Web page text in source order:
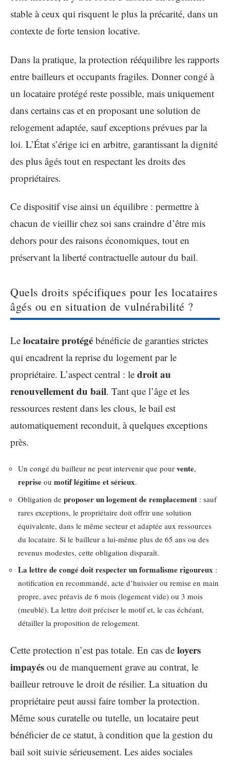
stable à ceux qui risquent le plus la précarité, dans un
contexte de forte tension locative.
Dans la pratique, la protection rééquilibre les rapports
entre bailleurs et occupants fragiles. Donner congé à
un locataire protégé reste possible, mais uniquement
dans certains cas et en proposant une solution de
relogement adaptée, sauf exceptions prévues par la
loi. L’État s’érige ici en arbitre, garantissant la dignité
des plus âgés tout en respectant les droits des
propriétaires.
Ce dispositif vise ainsi un équilibre : permettre à
chacun de vieillir chez soi sans craindre d’être mis
dehors pour des raisons économiques, tout en
préservant la liberté contractuelle autour du bail.
Quels droits spécifiques pour les locataires
âgés ou en situation de vulnérabilité ?
Le locataire protégé bénéficie de garanties strictes
qui encadrent la reprise du logement par le
propriétaire. L’aspect central : le droit au
renouvellement du bail. Tant que l’âge et les
ressources restent dans les clous, le bail est
automatiquement reconduit, à quelques exceptions
près.
Un congé du bailleur ne peut intervenir que pour vente,
reprise ou motif légitime et sérieux.
Obligation de proposer un logement de remplacement : sauf
rares exceptions, le propriétaire doit offrir une solution
équivalente, dans le même secteur et adaptée aux ressources
du locataire. Si le bailleur a lui-même plus de 65 ans ou des
revenus modestes, cette obligation disparaît.
La lettre de congé doit respecter un formalisme rigoureux :
notification en recommandé, acte d’huissier ou remise en main
propre, avec préavis de 6 mois (logement vide) ou 3 mois
(meublé). La lettre doit préciser le motif et, le cas échéant,
détailler la proposition de relogement.
Cette protection n’est pas totale. En cas de loyers
impayés ou de manquement grave au contrat, le
bailleur retrouve le droit de résilier. La situation du
propriétaire peut aussi faire tomber la protection.
Même sous curatelle ou tutelle, un locataire peut
bénéficier de ce statut, à condition que la gestion du
bail soit suivie sérieusement. Les aides sociales